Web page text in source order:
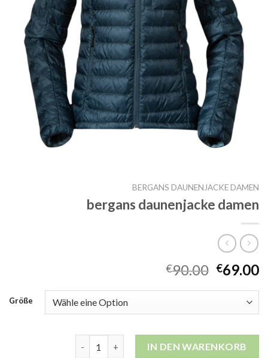
BERGANS DAUNENJACKE DAMEN
bergans daunenjacke damen
€90.00 €69.00
Größe
IN DEN WARENKORB